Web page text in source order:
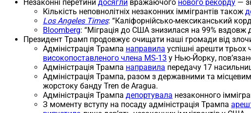
Незаконні перетини досягли вражаючого нового рекорду —
Кількість неповнолітніх незаконних іммігрантів також
Los Angeles Times: “Каліфорнійсько-мексиканський
Bloomberg: “Міграція до США знизилася на 99% вздовж
Президент Трамп продовжує очищати наші громади від
Адміністрація Трампа направила успішні арешти трьох
високопоставленого члена MS-13 у Нью-Йорку,
Адміністрація Трампа направила передачу 17
Адміністрація Трампа, разом з державними та
жорстоку банду Tren de Aragua.
Адміністрація Трампа депортувала незаконного
З моменту вступу на посаду адміністрація Трампа